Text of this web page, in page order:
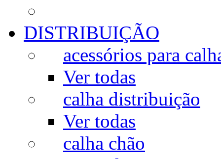
DISTRIBUIÇÃO
acessórios para
Ver todas
calha distribuição
Ver todas
calha chão